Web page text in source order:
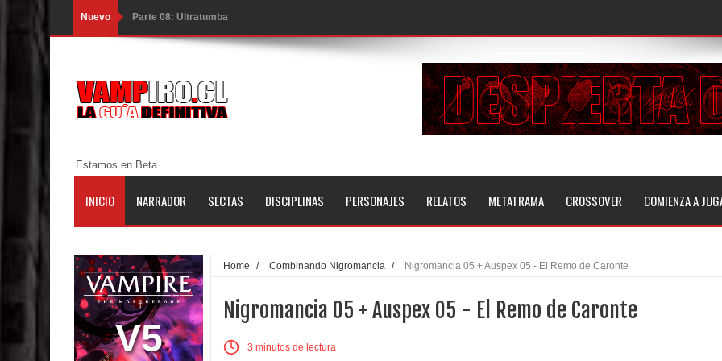
Nuevo Parte 08: Ultratumba
Parte 07: Asuntos que Resolver
Parte 06: El Trato con los Muertos
Parte 05: Sitiados
Parte 01: Escondido a Plena Luz
Parte 02: El Enemigo de mi Enemigo
Parte 06: Coletazos
Parte 05: Los Horrores del Infierno
Estamos en Beta
INICIO NARRADOR SECTAS DISCIPLINAS PERSONAJES RELATOS METATRAMA CROSSOVER COMIENZA A
V5
Home / Combinando Nigromancia / Nigromancia 05 + Auspex 05 - El Remo de Caronte
Nigromancia 05 + Auspex 05 - El Remo de Caronte
3 minutos de lectura